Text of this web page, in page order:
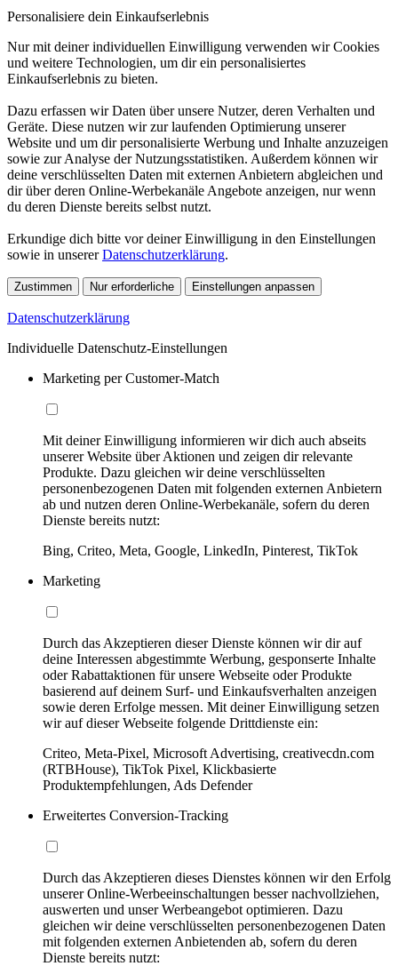
Personalisiere dein Einkaufserlebnis
Nur mit deiner individuellen Einwilligung verwenden wir Cookies
und weitere Technologien, um dir ein personalisiertes
Einkaufserlebnis zu bieten.
Dazu erfassen wir Daten über unsere Nutzer, deren Verhalten und
Geräte. Diese nutzen wir zur laufenden Optimierung unserer
Website und um dir personalisierte Werbung und Inhalte anzuzeigen
sowie zur Analyse der Nutzungsstatistiken. Außerdem können wir
deine verschlüsselten Daten mit externen Anbietern abgleichen und
dir über deren Online-Werbekanäle Angebote anzeigen, nur wenn
du deren Dienste bereits selbst nutzt.
Erkundige dich bitte vor deiner Einwilligung in den Einstellungen
sowie in unsererDatenschutzerklärung.
Zustimmen Nur erforderliche Einstellungen anpassen
Datenschutzerklärung
Individuelle Datenschutz-Einstellungen
Marketing per Customer-Match
Mit deiner Einwilligung informieren wir dich auch abseits
unserer Website über Aktionen und zeigen dir relevante
Produkte. Dazu gleichen wir deine verschlüsselten
personenbezogenen Daten mit folgenden externen Anbietern
ab und nutzen deren Online-Werbekanäle, sofern du deren
Dienste bereits nutzt:
Bing, Criteo, Meta, Google, LinkedIn, Pinterest, TikTok
Marketing
Durch das Akzeptieren dieser Dienste können wir dir auf
deine Interessen abgestimmte Werbung, gesponserte Inhalte
oder Rabattaktionen für unsere Webseite oder Produkte
basierend auf deinem Surf- und Einkaufsverhalten anzeigen
sowie deren Erfolge messen. Mit deiner Einwilligung setzen
wir auf dieser Webseite folgende Drittdienste ein:
Criteo, Meta-Pixel, Microsoft Advertising, creativecdn.com
(RTBHouse), TikTok Pixel, Klickbasierte
Produktempfehlungen, Ads Defender
Erweitertes Conversion-Tracking
Durch das Akzeptieren dieses Dienstes können wir den Erfolg
unserer Online-Werbeeinschaltungen besser nachvollziehen,
auswerten und unser Werbeangebot optimieren. Dazu
gleichen wir deine verschlüsselten personenbezogenen Daten
mit folgenden externen Anbietenden ab, sofern du deren
Dienste bereits nutzt: